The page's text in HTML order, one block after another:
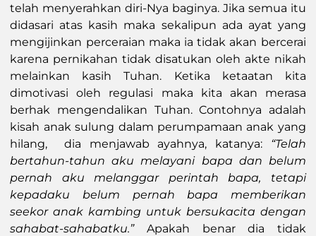
telah menyerahkan diri-Nya baginya. Jika semua itu
didasari atas kasih maka sekalipun ada ayat yang
mengijinkan perceraian maka ia tidak akan bercerai
karena pernikahan tidak disatukan oleh akte nikah
melainkan kasih Tuhan. Ketika ketaatan kita
dimotivasi oleh regulasi maka kita akan merasa
berhak mengendalikan Tuhan. Contohnya adalah
kisah anak sulung dalam perumpamaan anak yang
hilang, dia menjawab ayahnya, katanya: “Telah
bertahun-tahun aku melayani bapa dan belum
pernah aku melanggar perintah bapa, tetapi
kepadaku belum pernah bapa memberikan
seekor anak kambing untuk bersukacita dengan
sahabat-sahabatku.” Apakah benar dia tidak